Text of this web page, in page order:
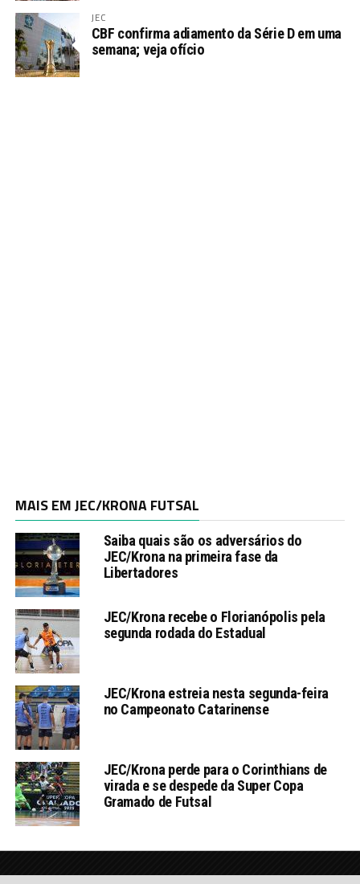
JEC
CBF confirma adiamento da Série D em uma
semana; veja ofício
MAIS EM JEC/KRONA FUTSAL
Saiba quais são os adversários do
JEC/Krona na primeira fase da
Libertadores
JEC/Krona recebe o Florianópolis pela
segunda rodada do Estadual
JEC/Krona estreia nesta segunda-feira
no Campeonato Catarinense
JEC/Krona perde para o Corinthians de
virada e se despede da Super Copa
Gramado de Futsal